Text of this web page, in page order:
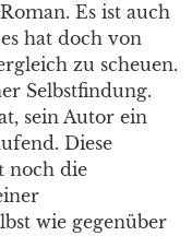
Es ist auch
hat doch von
zu scheuen.
Selbstfindung.
sein Autor ein
Diese
noch die
wie gegenüber